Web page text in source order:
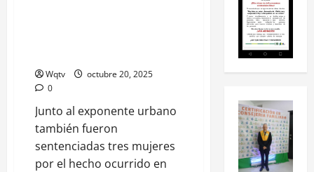
Wqtv
octubre 20, 2025
0
Junto al exponente urbano
también fueron
sentenciadas tres mujeres
por el hecho ocurrido en